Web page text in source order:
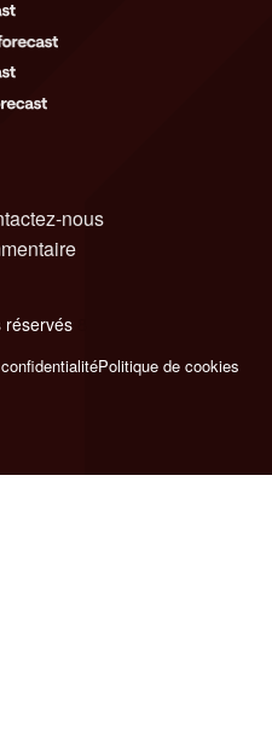
nous
réservés
Politique de cookies